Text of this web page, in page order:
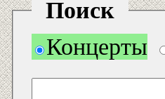
Поиск
Концерты